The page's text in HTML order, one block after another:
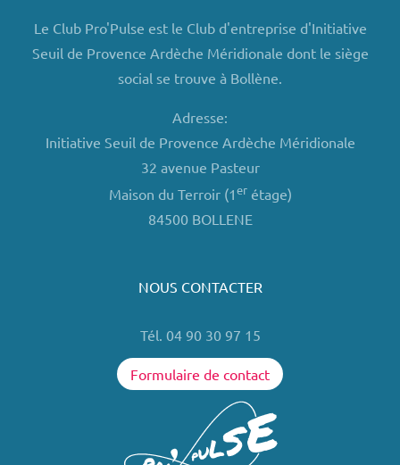
Le Club Pro'Pulse est le Club d'entreprise d'Initiative
Seuil de Provence Ardèche Méridionale dont le siège
social se trouve à Bollène.
Adresse:
Initiative Seuil de Provence Ardèche Méridionale
32 avenue Pasteur
Maison du Terroir (1erétage)
84500 BOLLENE
NOUS CONTACTER
Tél. 04 90 30 97 15
Formulaire de contact